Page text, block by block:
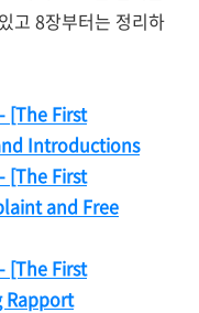
고 8장부터는 정리하
[The First
Introductions
[The First
and Free
[The First
Rapport